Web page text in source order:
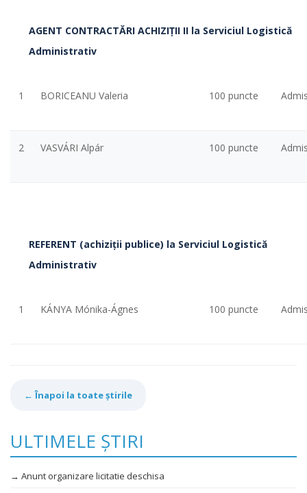
AGENT CONTRACTĂRI ACHIZIŢII II la Serviciul Logistică
Administrativ
1 BORICEANU Valeria 100 puncte
2 VASVÁRI Alpár 100 puncte
REFERENT (achiziţii publice) la Serviciul Logistică
Administrativ
1 KÁNYA Mónika-Ágnes 100 puncte
← Înapoi la toate știrile
ULTIMELE ȘTIRI
→ Anunt organizare licitatie deschisa